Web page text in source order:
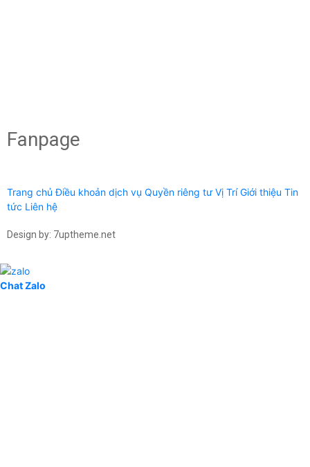
Fanpage
Trang chủ Điều khoản dịch vụ Quyền riêng tư Vị Trí Giới thiệu Tin
tức Liên hệ
Design by: 7uptheme.net
Chat Zalo